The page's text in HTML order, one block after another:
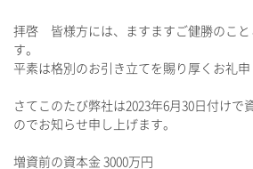
拝啓 皆様方には、ますますご健勝のこと
す。
平素は格別のお引き立てを賜り厚くお礼申
さてこのたび弊社は2023年6月30日付けで
のでお知らせ申し上げます。
増資前の資本金 3000万円